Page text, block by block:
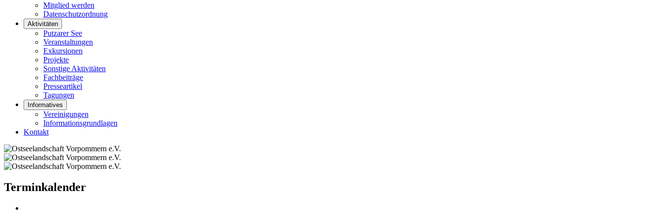
Mitglied werden
Datenschutzordnung
Aktivitäten
Putzarer See
Veranstaltungen
Exkursionen
Projekte
Sonstige Aktivitäten
Fachbeiträge
Presseartikel
Tagungen
Informatives
Vereinigungen
Informationsgrundlagen
Kontakt
Terminkalender